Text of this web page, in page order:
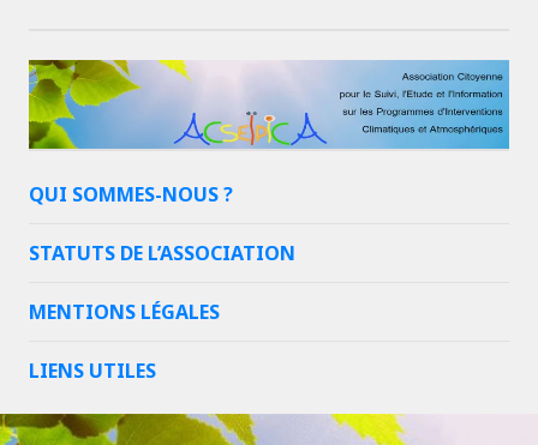
QUI SOMMES-NOUS ?
STATUTS DE L’ASSOCIATION
MENTIONS LÉGALES
LIENS UTILES